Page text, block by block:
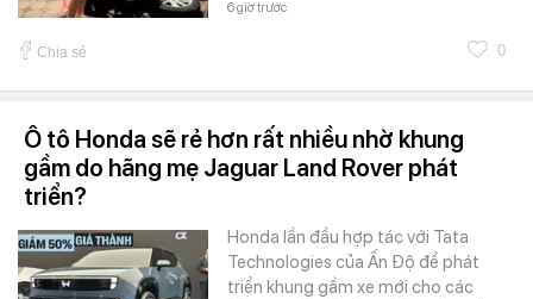
6 giờ trước
Chia sẻ 0
Ô tô Honda sẽ rẻ hơn rất nhiều nhờ khung
gầm do hãng mẹ Jaguar Land Rover phát
triển?
Honda lần đầu hợp tác với Tata
Technologies của Ấn Độ để phát
triển khung gầm xe mới cho các